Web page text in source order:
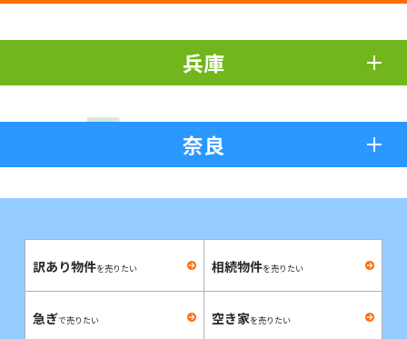
兵庫
奈良
訳あり物件を売りたい 相続物件を売りたい
急ぎで売りたい 空き家を売りたい